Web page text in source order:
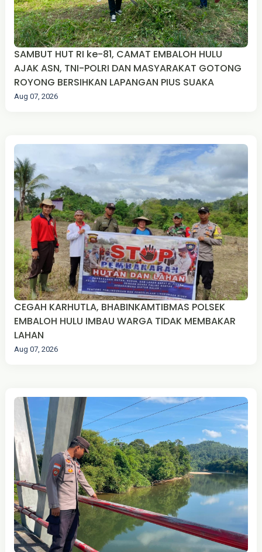
SAMBUT HUT RI ke-81, CAMAT EMBALOH HULU
AJAK ASN, TNI-POLRI DAN MASYARAKAT GOTONG
ROYONG BERSIHKAN LAPANGAN PIUS SUAKA
Aug 07, 2026
CEGAH KARHUTLA, BHABINKAMTIBMAS POLSEK
EMBALOH HULU IMBAU WARGA TIDAK MEMBAKAR
LAHAN
Aug 07, 2026